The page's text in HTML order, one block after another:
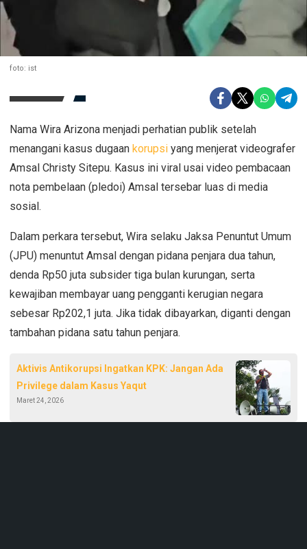
foto: ist
Nama Wira Arizona menjadi perhatian publik setelah
menangani kasus dugaan korupsi yang menjerat videografer
Amsal Christy Sitepu. Kasus ini viral usai video pembacaan
nota pembelaan (pledoi) Amsal tersebar luas di media
sosial.
Dalam perkara tersebut, Wira selaku Jaksa Penuntut Umum
(JPU) menuntut Amsal dengan pidana penjara dua tahun,
denda Rp50 juta subsider tiga bulan kurungan, serta
kewajiban membayar uang pengganti kerugian negara
sebesar Rp202,1 juta. Jika tidak dibayarkan, diganti dengan
tambahan pidana satu tahun penjara.
Aktivis Antikorupsi Ingatkan KPK: Jangan Ada
Privilege dalam Kasus Yaqut
Maret 24, 2026